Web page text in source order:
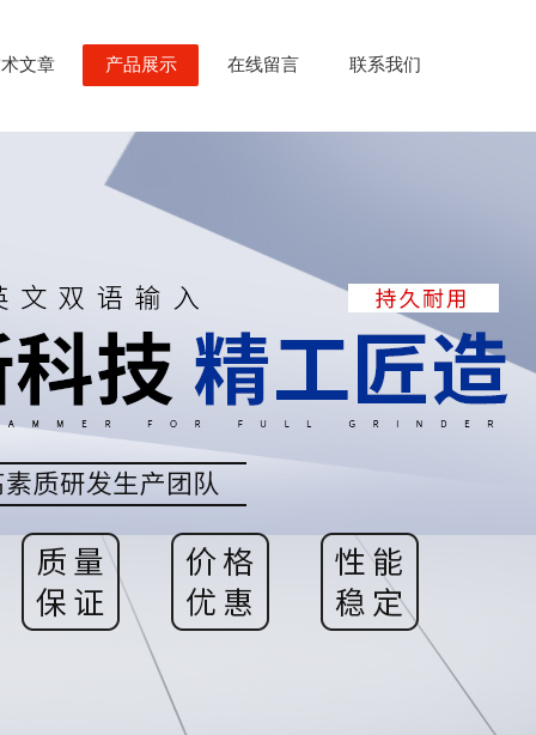
文章 产品展示 在线留言 联系我们